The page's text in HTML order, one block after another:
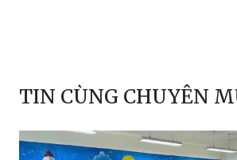
TIN CÙNG CHUYÊN